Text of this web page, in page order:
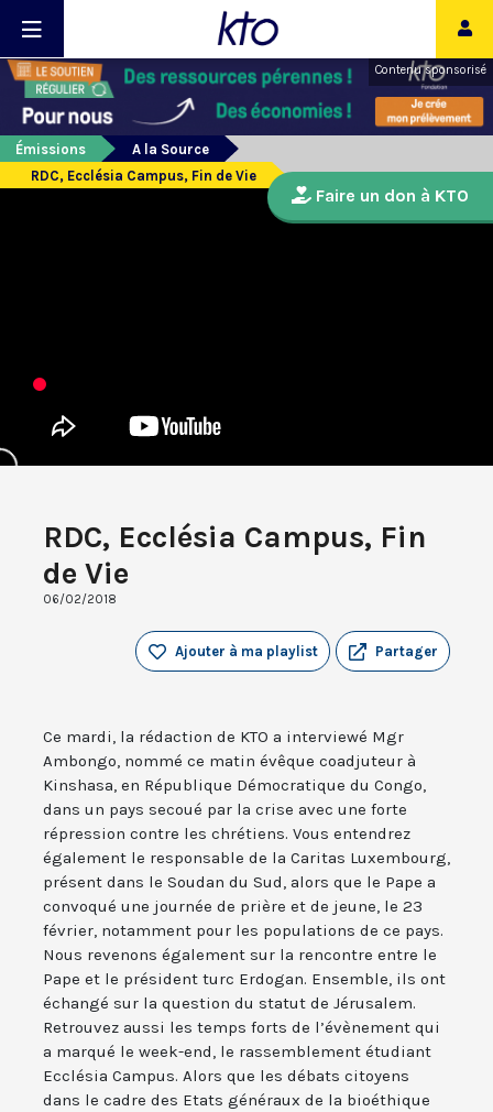
Contenu sponsorisé
Émissions
A la Source
RDC, Ecclésia Campus, Fin de Vie
RDC, Ecclésia Campus, Fin
de Vie
06/02/2018
Partager
Ajouter à ma playlist
Ce mardi, la rédaction de KTO a interviewé Mgr
Ambongo, nommé ce matin évêque coadjuteur à
Kinshasa, en République Démocratique du Congo,
dans un pays secoué par la crise avec une forte
répression contre les chrétiens. Vous entendrez
également le responsable de la Caritas Luxembourg,
présent dans le Soudan du Sud, alors que le Pape a
convoqué une journée de prière et de jeune, le 23
février, notamment pour les populations de ce pays.
Nous revenons également sur la rencontre entre le
Pape et le président turc Erdogan. Ensemble, ils ont
échangé sur la question du statut de Jérusalem.
Retrouvez aussi les temps forts de l’évènement qui
a marqué le week-end, le rassemblement étudiant
Ecclésia Campus. Alors que les débats citoyens
dans le cadre des Etats généraux de la bioéthique
Faire un don à KTO